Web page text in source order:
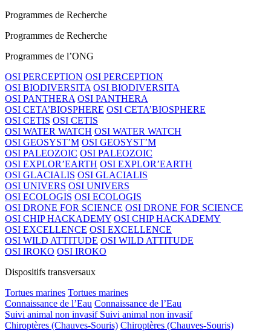
Programmes de Recherche
Programmes de Recherche
Programmes de l’ONG
OSI PERCEPTION OSI PERCEPTION
OSI BIODIVERSITA OSI BIODIVERSITA
OSI PANTHERA OSI PANTHERA
OSI CETA’BIOSPHERE OSI CETA’BIOSPHERE
OSI CETIS OSI CETIS
OSI WATER WATCH OSI WATER WATCH
OSI GEOSYST’M OSI GEOSYST’M
OSI PALEOZOIC OSI PALEOZOIC
OSI EXPLOR’EARTH OSI EXPLOR’EARTH
OSI GLACIALIS OSI GLACIALIS
OSI UNIVERS OSI UNIVERS
OSI ECOLOGIS OSI ECOLOGIS
OSI DRONE FOR SCIENCE OSI DRONE FOR SCIENCE
OSI CHIP HACKADEMY OSI CHIP HACKADEMY
OSI EXCELLENCE OSI EXCELLENCE
OSI WILD ATTITUDE OSI WILD ATTITUDE
OSI IROKO OSI IROKO
Dispositifs transversaux
Tortues marines Tortues marines
Connaissance de l’Eau Connaissance de l’Eau
Suivi animal non invasif Suivi animal non invasif
Chiroptères (Chauves-Souris) Chiroptères (Chauves-Souris)